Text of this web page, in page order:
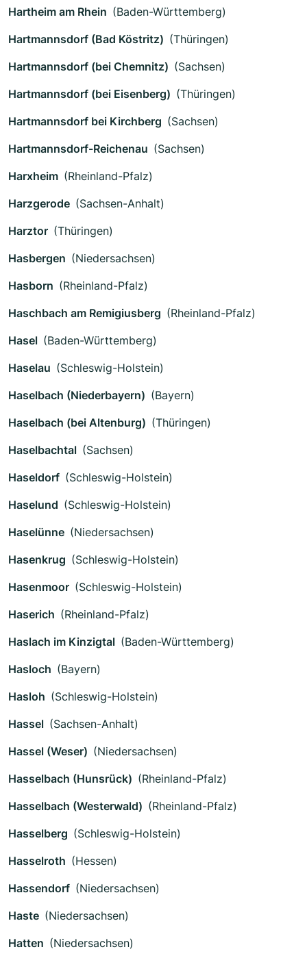
Hartheim am Rhein (Baden-Württemberg)
Hartmannsdorf (Bad Köstritz) (Thüringen)
Hartmannsdorf (bei Chemnitz) (Sachsen)
Hartmannsdorf (bei Eisenberg) (Thüringen)
Hartmannsdorf bei Kirchberg (Sachsen)
Hartmannsdorf-Reichenau (Sachsen)
Harxheim (Rheinland-Pfalz)
Harzgerode (Sachsen-Anhalt)
Harztor (Thüringen)
Hasbergen (Niedersachsen)
Hasborn (Rheinland-Pfalz)
Haschbach am Remigiusberg (Rheinland-Pfalz)
Hasel (Baden-Württemberg)
Haselau (Schleswig-Holstein)
Haselbach (Niederbayern) (Bayern)
Haselbach (bei Altenburg) (Thüringen)
Haselbachtal (Sachsen)
Haseldorf (Schleswig-Holstein)
Haselund (Schleswig-Holstein)
Haselünne (Niedersachsen)
Hasenkrug (Schleswig-Holstein)
Hasenmoor (Schleswig-Holstein)
Haserich (Rheinland-Pfalz)
Haslach im Kinzigtal (Baden-Württemberg)
Hasloch (Bayern)
Hasloh (Schleswig-Holstein)
Hassel (Sachsen-Anhalt)
Hassel (Weser) (Niedersachsen)
Hasselbach (Hunsrück) (Rheinland-Pfalz)
Hasselbach (Westerwald) (Rheinland-Pfalz)
Hasselberg (Schleswig-Holstein)
Hasselroth (Hessen)
Hassendorf (Niedersachsen)
Haste (Niedersachsen)
Hatten (Niedersachsen)